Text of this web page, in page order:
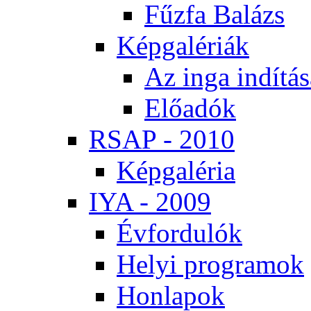
Fűz­fa Ba­lázs
Kép­ga­lé­ri­ák
Az in­ga
Elő­adók
RSAP - 2010
Kép­ga­lé­ria
IYA - 2009
Év­for­du­lók
He­lyi prog­ra­mok
Hon­la­pok